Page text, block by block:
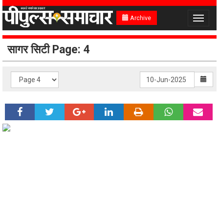
Archive
Toggle
सागर सिटी Page: 4